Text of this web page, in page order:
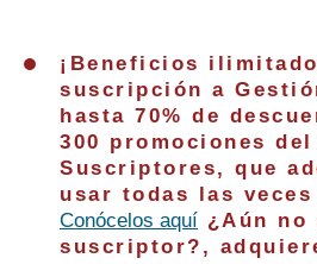
¡Beneficios
suscripción a
hasta 70% de
300 promociones
Suscriptores, que
usar todas las
Conócelos aquí ¿Aún no
suscriptor?,